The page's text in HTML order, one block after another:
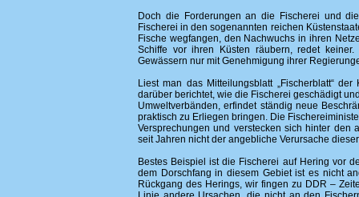
Doch die Forderungen an die Fischerei und
Fischerei in den sogenannten reichen
Fische wegfangen, den Nachwuchs in ihren
Schiffe vor ihren Küsten räubern, redet
Gewässern nur mit Genehmigung ihrer
Liest man das Mitteilungsblatt „Fischerblatt“
darüber berichtet, wie die Fischerei geschädigt
Umweltverbänden, erfindet ständig neue
praktisch zu Erliegen bringen. Die
Versprechungen und verstecken sich hinter den
seit Jahren nicht der angebliche Verursache
Bestes Beispiel ist die Fischerei auf Hering vor
dem Dorschfang in diesem Gebiet ist es nicht
Rückgang des Herings, wir fingen zu DDR –